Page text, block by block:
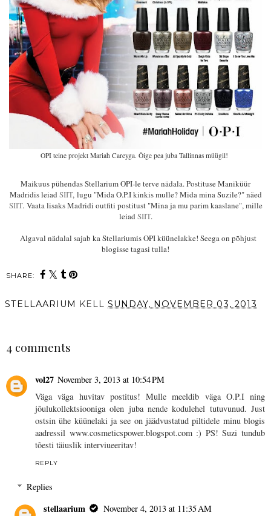
OPI teine projekt Mariah Careyga. Õige pea juba Tallinnas müügil!
Maikuus pühendas Stellarium OPI-le terve nädala. Postituse Maniküür
Madridis leiad SIIT, lugu "Mida O.P.I kinkis mulle? Mida mina Suzile?" näed
SIIT. Vaata lisaks Madridi outfiti postitust "Mina ja mu parim kaaslane", mille
leiad SIIT.
Algaval nädalal sajab ka Stellariumis OPI küünelakke! Seega on põhjust
blogisse tagasi tulla!
SHARE:
STELLAARIUM KELL SUNDAY, NOVEMBER 03, 2013
4 comments
vol27 November 3, 2013 at 10:54 PM
Väga väga huvitav postitus! Mulle meeldib väga O.P.I ning
jõulukollektsiooniga olen juba nende kodulehel tutuvunud. Just
ostsin ühe küünelaki ja see on jäädvustatud piltidele minu blogis
aadressil www.cosmeticspower.blogspot.com :) PS! Suzi tundub
tõesti täiuslik interviueeritav!
REPLY
Replies
stellaarium
November 4, 2013 at 11:35 AM